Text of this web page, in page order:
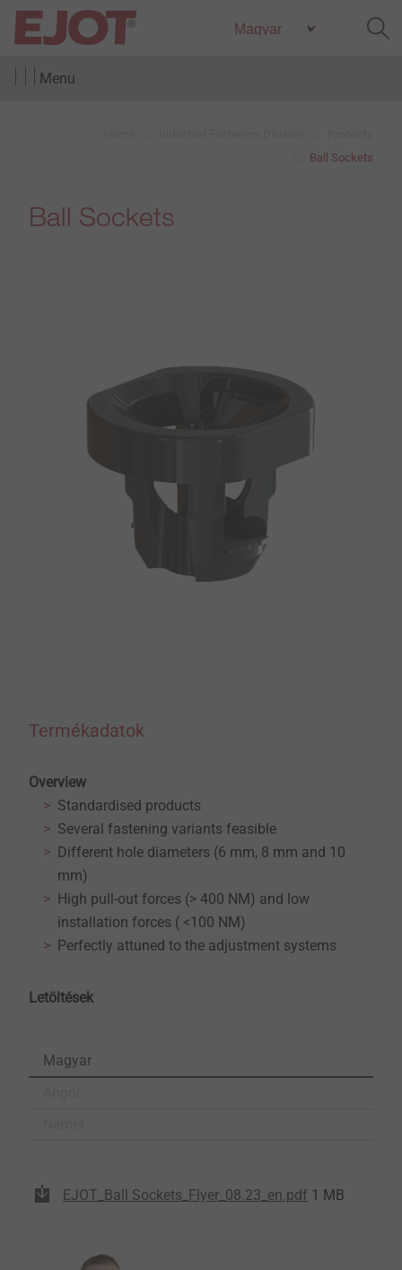
Menu
Ball Sockets
Ball Sockets
Termékadatok
Overview
Standardised products
Several fastening variants feasible
Different hole diameters (6 mm, 8 mm and 10
mm)
High pull-out forces (> 400 NM) and low
installation forces ( <100 NM)
Perfectly attuned to the adjustment systems
Letöltések
Magyar
EJOT_Ball Sockets_Flyer_08.23_en.pdf 1 MB